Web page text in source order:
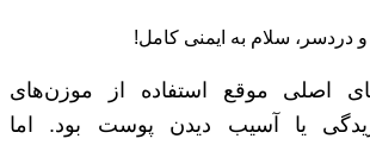
اصلی موقع استفاده از موزن‌های
یا آسیب دیدن پوست بود. اما